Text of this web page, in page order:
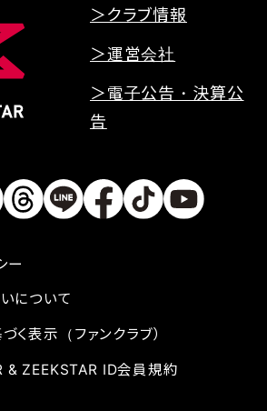
＞クラブ情報
＞運営会社
＞電子公告・決算公
告
ー
について
く表示（ファンクラブ）
& ZEEKSTAR ID会員規約